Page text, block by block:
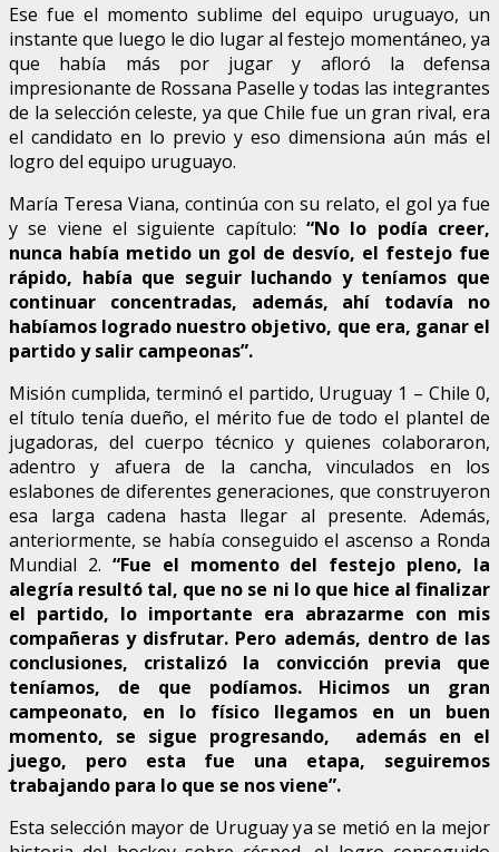
Ese fue el momento sublime del equipo uruguayo, un
instante que luego le dio lugar al festejo momentáneo, ya
que había más por jugar y afloró la defensa
impresionante de Rossana Paselle y todas las integrantes
de la selección celeste, ya que Chile fue un gran rival, era
el candidato en lo previo y eso dimensiona aún más el
logro del equipo uruguayo.
María Teresa Viana, continúa con su relato, el gol ya fue
y se viene el siguiente capítulo: “No lo podía creer,
nunca había metido un gol de desvío, el festejo fue
rápido, había que seguir luchando y teníamos que
continuar concentradas, además, ahí todavía no
habíamos logrado nuestro objetivo, que era, ganar el
partido y salir campeonas”.
Misión cumplida, terminó el partido, Uruguay 1 – Chile 0,
el título tenía dueño, el mérito fue de todo el plantel de
jugadoras, del cuerpo técnico y quienes colaboraron,
adentro y afuera de la cancha, vinculados en los
eslabones de diferentes generaciones, que construyeron
esa larga cadena hasta llegar al presente. Además,
anteriormente, se había conseguido el ascenso a Ronda
Mundial 2. “Fue el momento del festejo pleno, la
alegría resultó tal, que no se ni lo que hice al finalizar
el partido, lo importante era abrazarme con mis
compañeras y disfrutar. Pero además, dentro de las
conclusiones, cristalizó la convicción previa que
teníamos, de que podíamos. Hicimos un gran
campeonato, en lo físico llegamos en un buen
momento, se sigue progresando, además en el
juego, pero esta fue una etapa, seguiremos
trabajando para lo que se nos viene”.
Esta selección mayor de Uruguay ya se metió en la mejor